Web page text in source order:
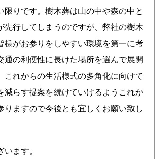
限りです。樹木葬は山の中や森の中と
先行してしまうのですが、弊社の樹木
様がお参りをしやすい環境を第一に考
通の利便性に長けた場所を選んで展開
これからの生活様式の多角化に向けて
減らす提案を続けていけるようこれか
りますので今後とも宜しくお願い致し
います。